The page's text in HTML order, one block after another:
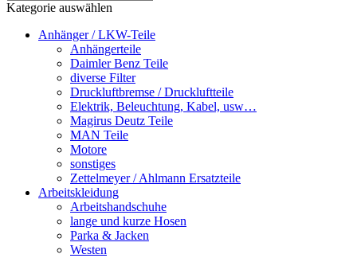
Kategorie auswählen
Anhänger / LKW-Teile
Anhängerteile
Daimler Benz Teile
diverse Filter
Druckluftbremse / Druckluftteile
Elektrik, Beleuchtung, Kabel, usw…
Magirus Deutz Teile
MAN Teile
Motore
sonstiges
Zettelmeyer / Ahlmann Ersatzteile
Arbeitskleidung
Arbeitshandschuhe
lange und kurze Hosen
Parka & Jacken
Westen